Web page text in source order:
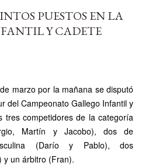
PUESTOS EN LA
Y CADETE
marzo por la mañana se disputó
del Campeonato Gallego Infantil y
tres competidores de la categoría
Martín y Jacobo), dos de
(Darío y Pablo), dos
y un árbitro (Fran).